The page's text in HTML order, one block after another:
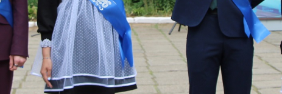
и незабываемый праздник «Последний звонок» прозвенел для
Подробнее